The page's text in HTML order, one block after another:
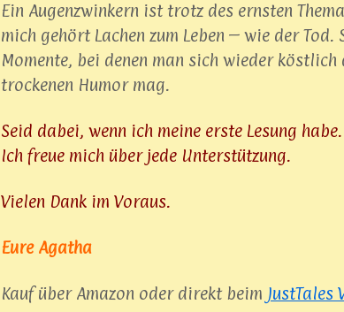
Ein Augenzwinkern ist trotz des ernsten
mich gehört Lachen zum Leben – wie der Tod.
Momente, bei denen man sich wieder köstlich
trockenen Humor mag.
Seid dabei, wenn ich meine erste Lesung habe.
Ich freue mich über jede Unterstützung.
Vielen Dank im Voraus.
Eure Agatha
Kauf über Amazon oder direkt beim JustTales